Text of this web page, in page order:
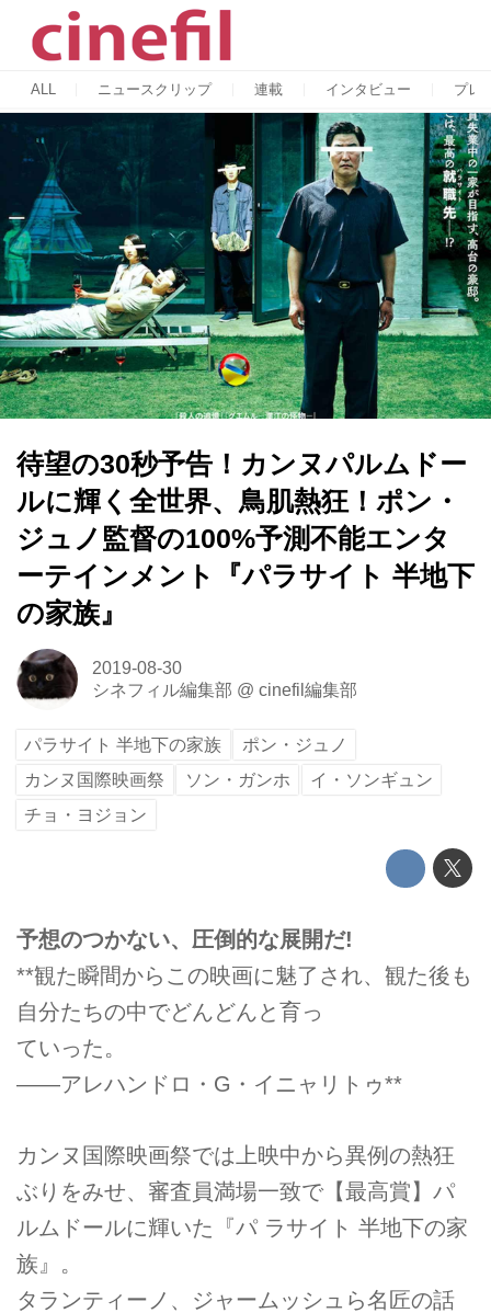
ALL ニュースクリップ 連載 インタビュー プレ
待望の30秒予告！カンヌパルムドー
ルに輝く全世界、鳥肌熱狂！ポン・
ジュノ監督の100%予測不能エンタ
ーテインメント『パラサイト 半地下
の家族』
2019-08-30
シネフィル編集部 @ cinefil編集部
パラサイト 半地下の家族
ポン・ジュノ
カンヌ国際映画祭
ソン・ガンホ
イ・ソンギュン
チョ・ヨジョン
予想のつかない、圧倒的な展開だ!
**観た瞬間からこの映画に魅了され、観た後も
自分たちの中でどんどんと育っ
ていった。
——アレハンドロ・G・イニャリトゥ**
カンヌ国際映画祭では上映中から異例の熱狂
ぶりをみせ、審査員満場一致で【最高賞】パ
ルムドールに輝いた『パ ラサイト 半地下の家
族』。
タランティーノ、ジャームッシュら名匠の話